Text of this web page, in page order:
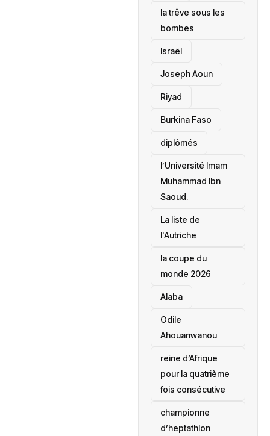
la trêve sous les
bombes
Israël
Joseph Aoun
Riyad
Burkina Faso
diplômés
l’Université Imam
Muhammad Ibn
Saoud.
‎La liste de
l'Autriche
la coupe du
monde 2026
Alaba
Odile
Ahouanwanou
reine d’Afrique
pour la quatrième
fois consécutive
championne
d’heptathlon